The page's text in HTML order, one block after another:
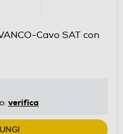
Cavo SAT con
verifica